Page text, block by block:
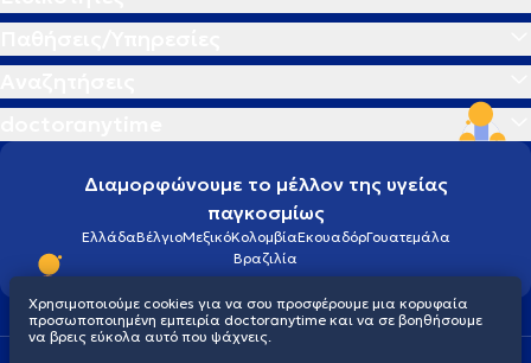
Διαμορφώνουμε το μέλλον της υγείας
παγκοσμίως
ΕλλάδαΒέλγιοΜεξικόΚολομβίαΕκουαδόρΓουατεμάλα
Βραζιλία
Χρησιμοποιούμε cookies για να σου προσφέρουμε μια κορυφαία
προσωποποιημένη εμπειρία doctoranytime και να σε βοηθήσουμε
να βρεις εύκολα αυτό που ψάχνεις.